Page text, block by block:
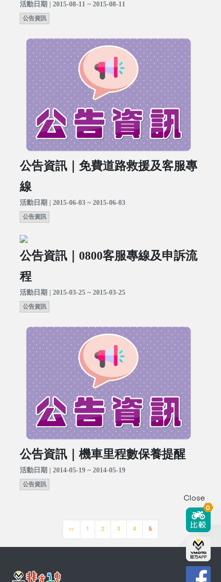
活動日期 | 2015-08-11 ~ 2015-08-11
公告資訊
公告資訊｜免費道路救援及客服專
線
活動日期 | 2015-06-03 ~ 2015-06-03
公告資訊
公告資訊｜0800客服專線及申訴流
程
活動日期 | 2015-03-25 ~ 2015-03-25
公告資訊
公告資訊｜機車里程數保養提醒
活動日期 | 2014-05-19 ~ 2014-05-19
公告資訊
<< 1 2 3 4 5
Close
0